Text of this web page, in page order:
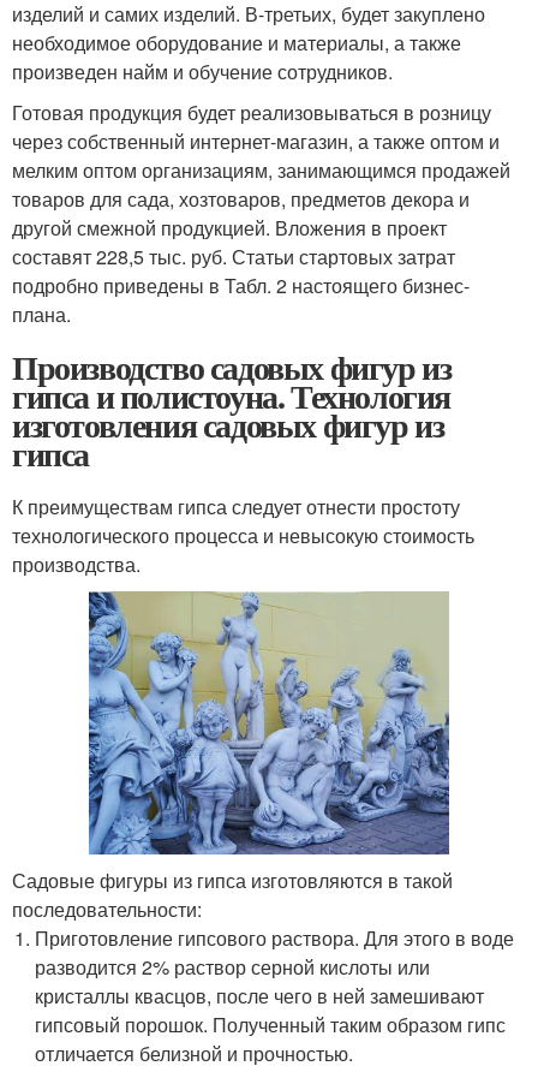
изделий и самих изделий. В-третьих, будет закуплено
необходимое оборудование и материалы, а также
произведен найм и обучение сотрудников.
Готовая продукция будет реализовываться в розницу
через собственный интернет-магазин, а также оптом и
мелким оптом организациям, занимающимся продажей
товаров для сада, хозтоваров, предметов декора и
другой смежной продукцией. Вложения в проект
составят 228,5 тыс. руб. Статьи стартовых затрат
подробно приведены в Табл. 2 настоящего бизнес-
плана.
Производство садовых фигур из
гипса и полистоуна. Технология
изготовления садовых фигур из
гипса
К преимуществам гипса следует отнести простоту
технологического процесса и невысокую стоимость
производства.
Садовые фигуры из гипса изготовляются в такой
последовательности:
Приготовление гипсового раствора. Для этого в воде
разводится 2% раствор серной кислоты или
кристаллы квасцов, после чего в ней замешивают
гипсовый порошок. Полученный таким образом гипс
отличается белизной и прочностью.